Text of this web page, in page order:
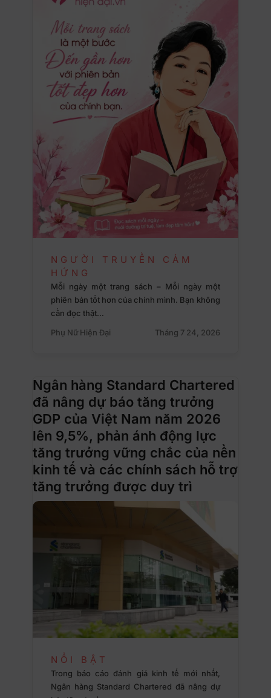
NGƯỜI TRUYỀN CẢM
HỨNG
Mỗi ngày một trang sách – Mỗi ngày một
phiên bản tốt hơn của chính mình. Bạn không
cần đọc thật…
Phụ Nữ Hiện Đại
Tháng 7 24, 2026
Ngân hàng Standard Chartered
đã nâng dự báo tăng trưởng
GDP của Việt Nam năm 2026
lên 9,5%, phản ánh động lực
tăng trưởng vững chắc của nền
kinh tế và các chính sách hỗ trợ
tăng trưởng được duy trì
NỔI BẬT
Trong báo cáo đánh giá kinh tế mới nhất,
Ngân hàng Standard Chartered đã nâng dự